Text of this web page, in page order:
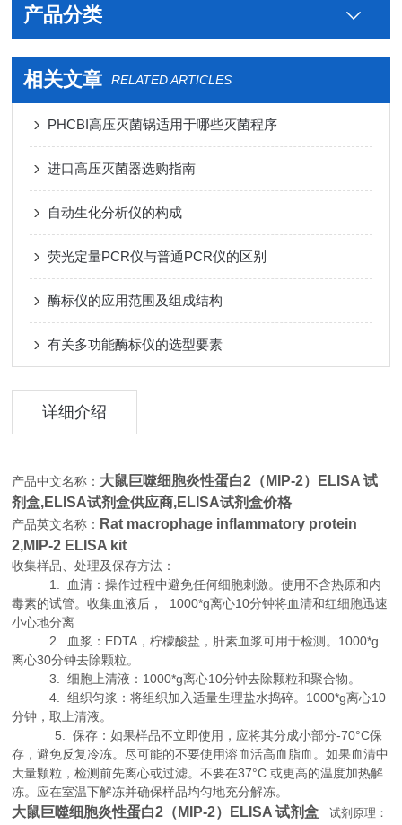
产品分类
相关文章 RELATED ARTICLES
PHCBI高压灭菌锅适用于哪些灭菌程序
进口高压灭菌器选购指南
自动生化分析仪的构成
荧光定量PCR仪与普通PCR仪的区别
酶标仪的应用范围及组成结构
有关多功能酶标仪的选型要素
详细介绍
产品中文名称： 大鼠巨噬细胞炎性蛋白2（MIP-2）ELISA 试
剂盒,ELISA试剂盒供应商,ELISA试剂盒价格
产品英文名称： Rat macrophage inflammatory protein
2,MIP-2 ELISA kit
收集样品、处理及保存方法：
1. 血清：操作过程中避免任何细胞刺激。使用不含热原和内
毒素的试管。收集血液后， 1000*g离心10分钟将血清和红细胞迅速
小心地分离
2. 血浆：EDTA，柠檬酸盐，肝素血浆可用于检测。1000*g
离心30分钟去除颗粒。
3. 细胞上清液：1000*g离心10分钟去除颗粒和聚合物。
4. 组织匀浆：将组织加入适量生理盐水捣碎。1000*g离心10
分钟，取上清液。
5. 保存：如果样品不立即使用，应将其分成小部分-70°C保
存，避免反复冷冻。尽可能的不要使用溶血活高血脂血。如果血清中
大量颗粒，检测前先离心或过滤。不要在37°C 或更高的温度加热解
冻。应在室温下解冻并确保样品均匀地充分解冻。
大鼠巨噬细胞炎性蛋白2（MIP-2）ELISA 试剂盒试剂原理 ：